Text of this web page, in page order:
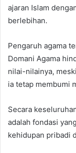
ajaran Islam
berlebihan.
Pengaruh agama
Domani Agama
nilai-nilainya,
ia tetap membumi
Secara
adalah fondasi
kehidupan pribadi